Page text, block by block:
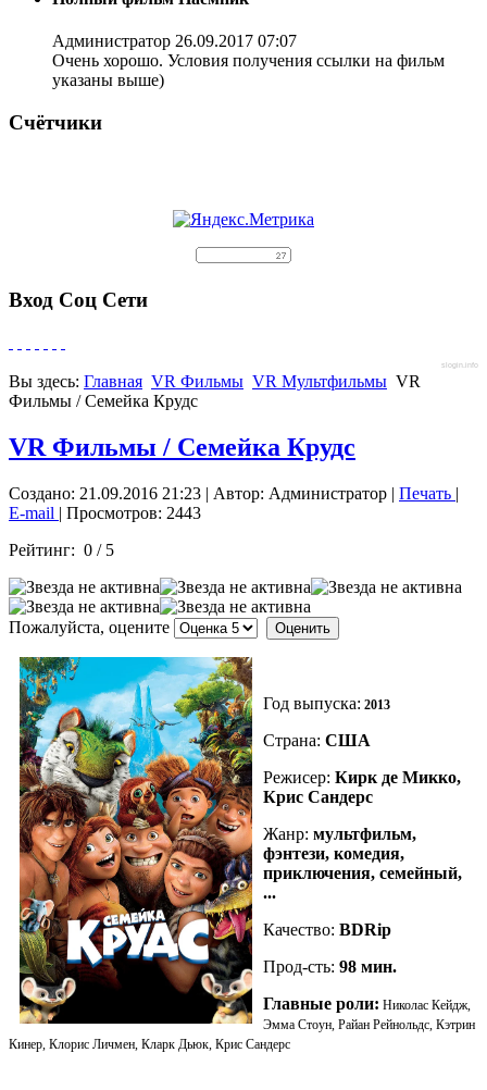
Администратор 26.09.2017 07:07
Очень хорошо. Условия получения ссылки на фильм
указаны выше)
Счётчики
Вход Соц Сети
slogin.info
Вы здесь: Главная VR Фильмы VR Мультфильмы VR
Фильмы / Семейка Крудс
VR Фильмы / Семейка Крудс
Создано: 21.09.2016 21:23 | Автор: Администратор | Печать |
E-mail | Просмотров: 2443
Рейтинг: 0 / 5
Пожалуйста, оцените
Год выпуска: 2013
Страна: США
Режисер: Кирк де Микко,
Крис Сандерс
Жанр: мультфильм,
фэнтези, комедия,
приключения, семейный,
...
Качество: BDRip
Прод-сть: 98 мин.
Главные роли: Николас Кейдж,
Эмма Стоун, Райан Рейнольдс, Кэтрин
Кинер, Клорис Личмен, Кларк Дьюк, Крис Сандерс